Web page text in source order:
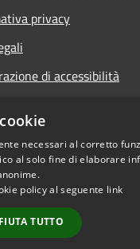
privacy
di accessibilità
Copyright © 2026 •
necessari al corretto
al solo fine di elaborare
policy al seguente link
TUTTO